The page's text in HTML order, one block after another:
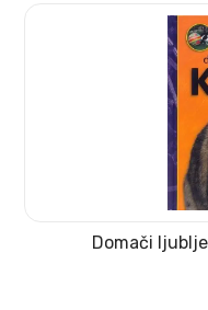
Domači